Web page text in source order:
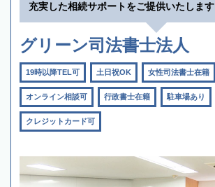
充実した相続サポートをご提供いたします
グリーン司法書士法人
19時以降TEL可 土日祝OK 女性司法書士在籍
オンライン相談可 行政書士在籍 駐車場あり
クレジットカード可